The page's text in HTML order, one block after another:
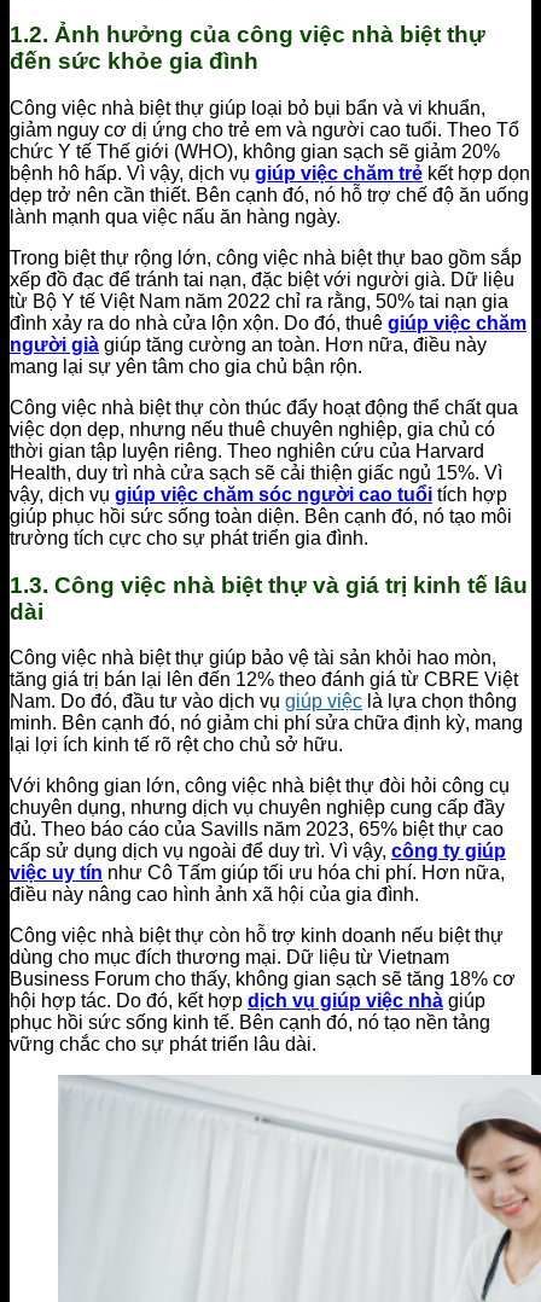
1.2. Ảnh hưởng của công việc nhà biệt thự
đến sức khỏe gia đình
Công việc nhà biệt thự giúp loại bỏ bụi bẩn và vi khuẩn,
giảm nguy cơ dị ứng cho trẻ em và người cao tuổi. Theo Tổ
chức Y tế Thế giới (WHO), không gian sạch sẽ giảm 20%
bệnh hô hấp. Vì vậy, dịch vụ giúp việc chăm trẻ kết hợp dọn
dẹp trở nên cần thiết. Bên cạnh đó, nó hỗ trợ chế độ ăn uống
lành mạnh qua việc nấu ăn hàng ngày.
Trong biệt thự rộng lớn, công việc nhà biệt thự bao gồm sắp
xếp đồ đạc để tránh tai nạn, đặc biệt với người già. Dữ liệu
từ Bộ Y tế Việt Nam năm 2022 chỉ ra rằng, 50% tai nạn gia
đình xảy ra do nhà cửa lộn xộn. Do đó, thuê giúp việc chăm
người già giúp tăng cường an toàn. Hơn nữa, điều này
mang lại sự yên tâm cho gia chủ bận rộn.
Công việc nhà biệt thự còn thúc đẩy hoạt động thể chất qua
việc dọn dẹp, nhưng nếu thuê chuyên nghiệp, gia chủ có
thời gian tập luyện riêng. Theo nghiên cứu của Harvard
Health, duy trì nhà cửa sạch sẽ cải thiện giấc ngủ 15%. Vì
vậy, dịch vụ giúp việc chăm sóc người cao tuổi tích hợp
giúp phục hồi sức sống toàn diện. Bên cạnh đó, nó tạo môi
trường tích cực cho sự phát triển gia đình.
1.3. Công việc nhà biệt thự và giá trị kinh tế lâu
dài
Công việc nhà biệt thự giúp bảo vệ tài sản khỏi hao mòn,
tăng giá trị bán lại lên đến 12% theo đánh giá từ CBRE Việt
Nam. Do đó, đầu tư vào dịch vụ giúp việc là lựa chọn thông
minh. Bên cạnh đó, nó giảm chi phí sửa chữa định kỳ, mang
lại lợi ích kinh tế rõ rệt cho chủ sở hữu.
Với không gian lớn, công việc nhà biệt thự đòi hỏi công cụ
chuyên dụng, nhưng dịch vụ chuyên nghiệp cung cấp đầy
đủ. Theo báo cáo của Savills năm 2023, 65% biệt thự cao
cấp sử dụng dịch vụ ngoài để duy trì. Vì vậy, công ty giúp
việc uy tín như Cô Tấm giúp tối ưu hóa chi phí. Hơn nữa,
điều này nâng cao hình ảnh xã hội của gia đình.
Công việc nhà biệt thự còn hỗ trợ kinh doanh nếu biệt thự
dùng cho mục đích thương mại. Dữ liệu từ Vietnam
Business Forum cho thấy, không gian sạch sẽ tăng 18% cơ
hội hợp tác. Do đó, kết hợp dịch vụ giúp việc nhà giúp
phục hồi sức sống kinh tế. Bên cạnh đó, nó tạo nền tảng
vững chắc cho sự phát triển lâu dài.